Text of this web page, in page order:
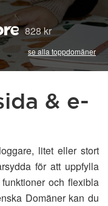
828 kr
se alla toppdomäner
& e-
litet eller stort
för att uppfylla
och flexibla
Domäner kan du